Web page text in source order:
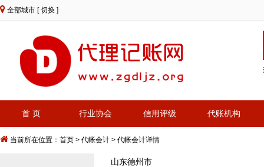
全部城市 [ 切换 ]
首 页 行业协会 信用评级 代账机构
当前所在位置： 首页 > 代帐会计 > 代帐会计详情
山东德州市